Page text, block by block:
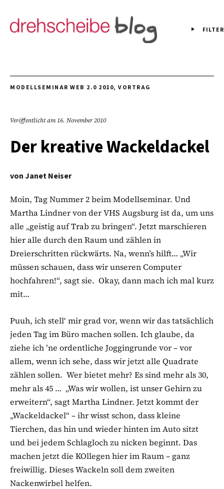
FILTER
MODELLSEMINAR WEB 2.0 2010, VORTRAG
Veröffentlicht am16. November 2010
Der kreative Wackeldackel
von Janet Neiser
Moin, Tag Nummer 2 beim Modellseminar. Und
Martha Lindner von der VHS Augsburg ist da, um uns
alle „geistig auf Trab zu bringen“. Jetzt marschieren
hier alle durch den Raum und zählen in
Dreierschritten rückwärts. Na, wenn’s hilft… „Wir
müssen schauen, dass wir unseren Computer
hochfahren!“, sagt sie. Okay, dann mach ich mal kurz
mit…
Puuh, ich stell‘ mir grad vor, wenn wir das tatsächlich
jeden Tag im Büro machen sollen. Ich glaube, da
ziehe ich ’ne ordentliche Joggingrunde vor – vor
allem, wenn ich sehe, dass wir jetzt alle Quadrate
zählen sollen. Wer bietet mehr? Es sind mehr als 30,
mehr als 45 … „Was wir wollen, ist unser Gehirn zu
erweitern“, sagt Martha Lindner. Jetzt kommt der
„Wackeldackel“ – ihr wisst schon, dass kleine
Tierchen, das hin und wieder hinten im Auto sitzt
und bei jedem Schlagloch zu nicken beginnt. Das
machen jetzt die KOllegen hier im Raum – ganz
freiwillig. Dieses Wackeln soll dem zweiten
Nackenwirbel helfen.